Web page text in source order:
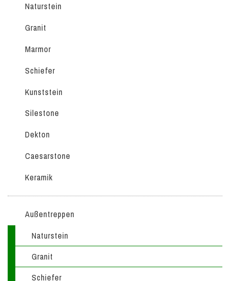
Naturstein
Granit
Marmor
Schiefer
Kunststein
Silestone
Dekton
Caesarstone
Keramik
Außentreppen
Naturstein
Granit
Schiefer